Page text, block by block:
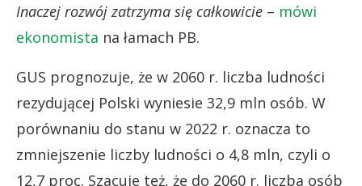
Inaczej rozwój zatrzyma się całkowicie – mówi
ekonomista na łamach PB.
GUS prognozuje, że w 2060 r. liczba ludności
rezydującej Polski wyniesie 32,9 mln osób. W
porównaniu do stanu w 2022 r. oznacza to
zmniejszenie liczby ludności o 4,8 mln, czyli o
12,7 proc. Szacuje też, że do 2060 r. liczba osób